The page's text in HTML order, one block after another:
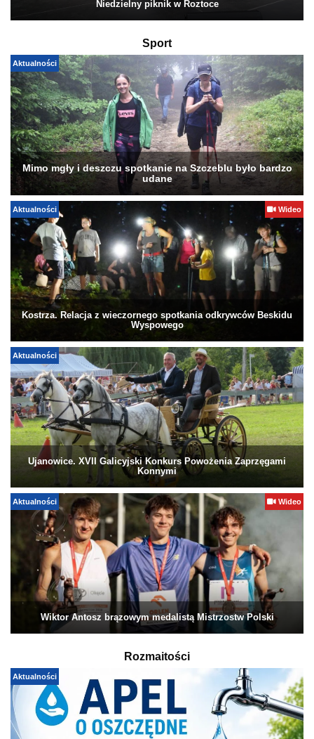
Niedzielny piknik w Roztoce
Sport
Aktualności
Mimo mgły i deszczu spotkanie na Szczeblu było bardzo
udane
Aktualności Wideo
Kostrza. Relacja z wieczornego spotkania odkrywców Beskidu
Wyspowego
Aktualności
Ujanowice. XVII Galicyjski Konkurs Powożenia Zaprzęgami
Konnymi
Aktualności Wideo
Wiktor Antosz brązowym medalistą Mistrzostw Polski
Rozmaitości
Aktualności